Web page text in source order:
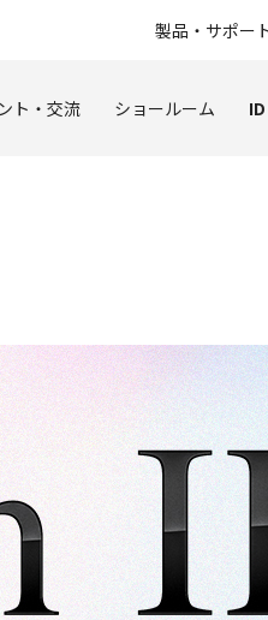
製品・サポー
ト・交流 ショールーム